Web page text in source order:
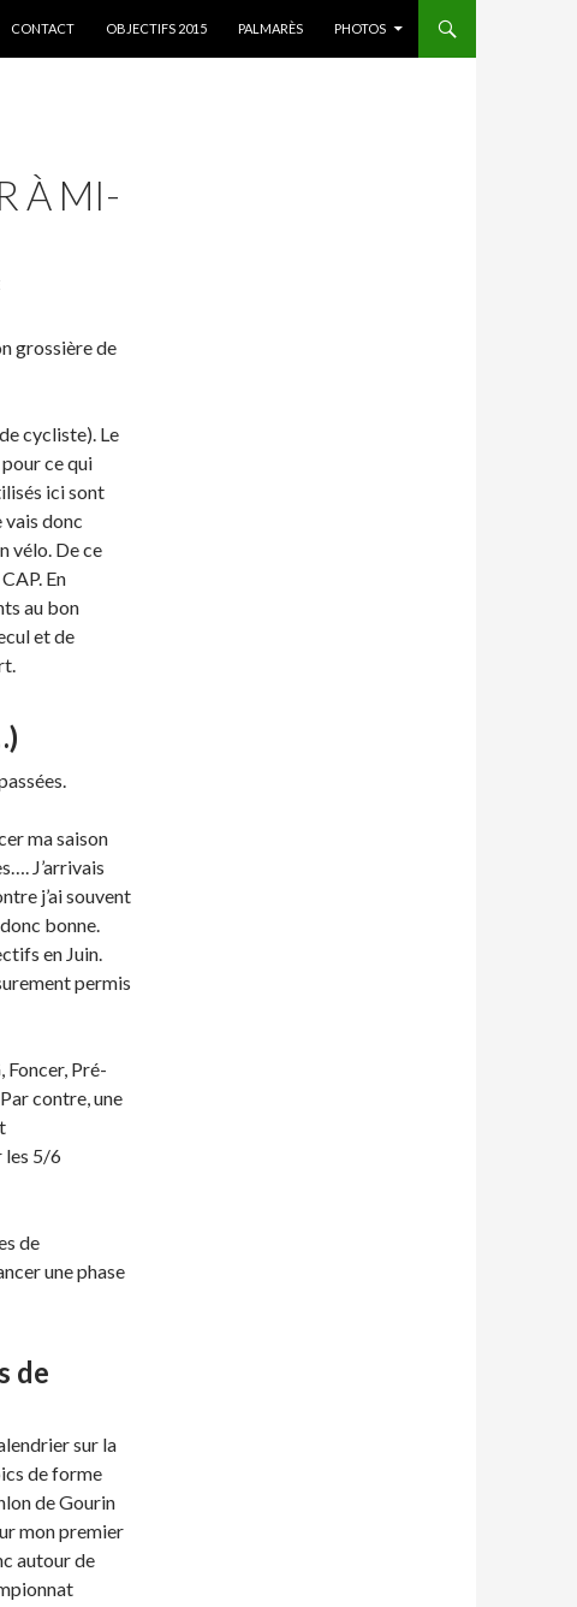
CONTACT
OBJECTIFS 2015 PALMARÈS PHOTOS
À MI-
grossière de
cycliste). Le
ce qui
ici sont
vais donc
vélo. De ce
En
au bon
et de
ma saison
J’arrivais
j’ai souvent
bonne.
en Juin.
permis
Foncer, Pré-
contre, une
les 5/6
de
une phase
de
sur la
de forme
de Gourin
mon premier
autour de